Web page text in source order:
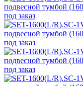
под заказ
под заказ
под заказ